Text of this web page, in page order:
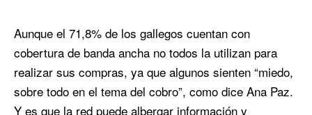
Aunque el 71,8% de los gallegos cuentan con
cobertura de banda ancha no todos la utilizan para
realizar sus compras, ya que algunos sienten “miedo,
sobre todo en el tema del cobro”, como dice Ana Paz.
Y es que la red puede albergar información y